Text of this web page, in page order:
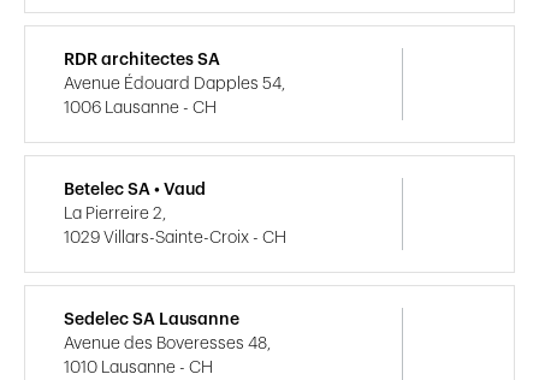
RDR architectes SA
Avenue Édouard Dapples 54,
1006 Lausanne - CH
Betelec SA • Vaud
La Pierreire 2,
1029 Villars-Sainte-Croix - CH
Sedelec SA Lausanne
Avenue des Boveresses 48,
1010 Lausanne - CH